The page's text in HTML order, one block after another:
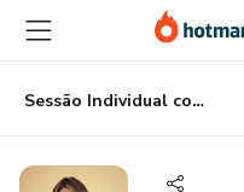
para
conteúdo
principal
para
pagamento
para
rodapé
Sessão Individual com Natália Nogueira